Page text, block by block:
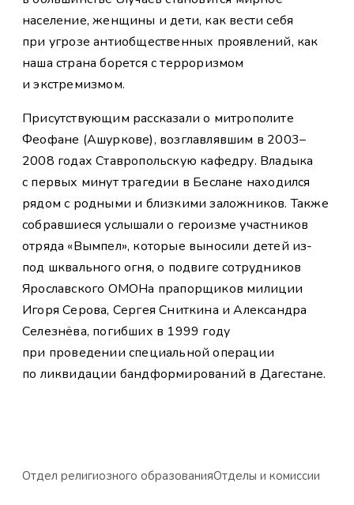
население, женщины и дети, как вести себя
при угрозе антиобщественных проявлений, как
наша страна борется с терроризмом
и экстремизмом.
Присутствующим рассказали о митрополите
Феофане (Ашуркове), возглавлявшим в 2003–
2008 годах Ставропольскую кафедру. Владыка
с первых минут трагедии в Беслане находился
рядом с родными и близкими заложников. Также
собравшиеся услышали о героизме участников
отряда «Вымпел», которые выносили детей из-
под шквального огня, о подвиге сотрудников
Ярославского ОМОНа прапорщиков милиции
Игоря Серова, Сергея Сниткина и Александра
Селезнёва, погибших в 1999 году
при проведении специальной операции
по ликвидации бандформирований в Дагестане.
Отдел религиозного образованияОтделы и комиссии